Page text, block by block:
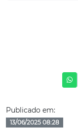
Publicado em:
13/06/2025 08:28